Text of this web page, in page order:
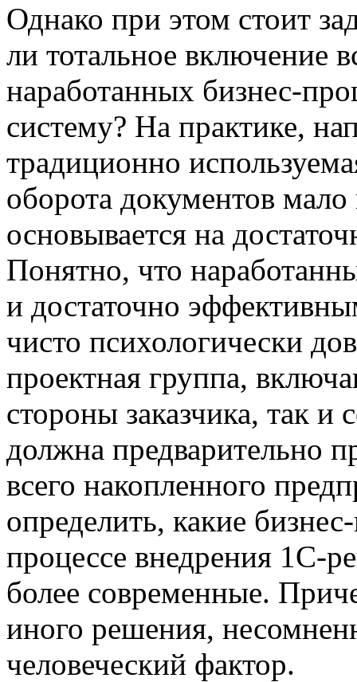
Однако при этом стоит
ли тотальное включение
наработанных бизнес-
систему? На практике,
традиционно
оборота документов
основывается на
Понятно, что
и достаточно
чисто психологически
проектная группа,
стороны заказчика, так и
должна предварительно
всего накопленного
определить, какие
процессе внедрения 1С-
более современные.
иного решения,
человеческий фактор.